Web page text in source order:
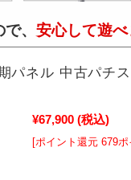
、 安心して遊べ
パネル 中古パチ
¥67,900 (税込)
[ポイント還元 679